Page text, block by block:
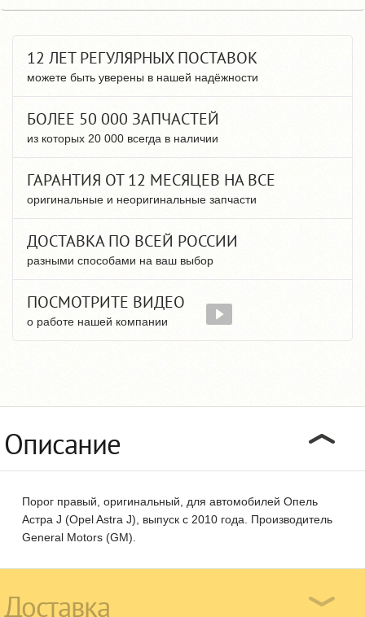
12 ЛЕТ РЕГУЛЯРНЫХ ПОСТАВОК
можете быть уверены в нашей надёжности
БОЛЕЕ 50 000 ЗАПЧАСТЕЙ
из которых 20 000 всегда в наличии
ГАРАНТИЯ ОТ 12 МЕСЯЦЕВ НА ВСЕ
оригинальные и неоригинальные запчасти
ДОСТАВКА ПО ВСЕЙ РОССИИ
разными способами на ваш выбор
ПОСМОТРИТЕ ВИДЕО
о работе нашей компании
Описание
Порог правый, оригинальный, для автомобилей Опель
Астра J (Opel Astra J), выпуск с 2010 года. Производитель
General Motors (GM).
Доставка